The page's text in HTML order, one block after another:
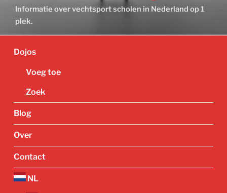
Informatie over vechtsport scholen in Nederland op 1
plek.
Dojos
Voeg toe
Zoek
Blog
Over
Contact
NL